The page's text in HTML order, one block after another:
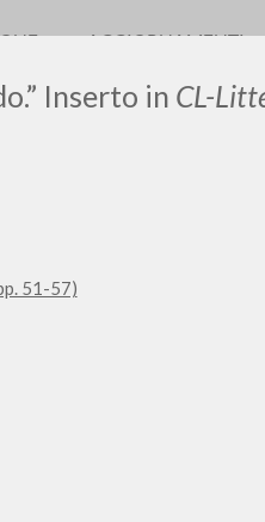
Inserto in CL-
51-57)
AGGIORNAMENTIE
»